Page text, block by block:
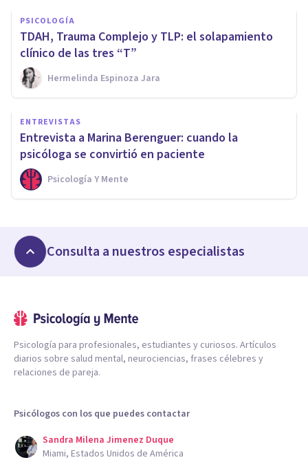
PSICOLOGÍA
TDAH, Trauma Complejo y TLP: el solapamiento
clínico de las tres “T”
Hermelinda Espinoza Jara
ENTREVISTAS
Entrevista a Marina Berenguer: cuando la
psicóloga se convirtió en paciente
Psicología Y Mente
Consulta a nuestros especialistas
Psicología para profesionales, estudiantes y curiosos. Artículos
diarios sobre salud mental, neurociencias, frases célebres y
relaciones de pareja.
Psicólogos con los que puedes contactar
Sandra Milena Jimenez Duque
Miami, Estados Unidos de América